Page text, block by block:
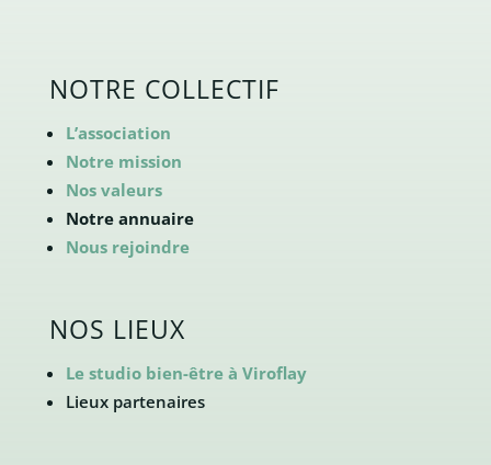
NOTRE COLLECTIF
L’association
Notre mission
Nos valeurs
Notre annuaire
Nous rejoindre
NOS LIEUX
Le studio bien-être à Viroflay
Lieux partenaires